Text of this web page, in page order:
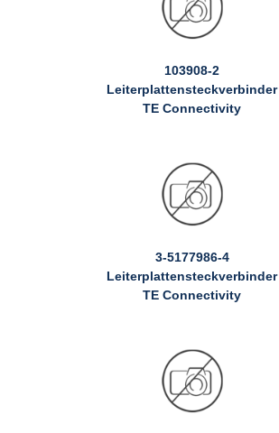
103908-2
Leiterplattensteckverbinder
TE Connectivity
3-5177986-4
Leiterplattensteckverbinder
TE Connectivity